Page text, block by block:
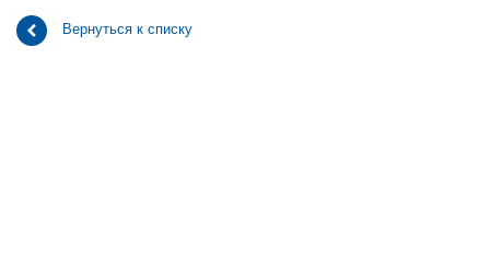
Вернуться к списку